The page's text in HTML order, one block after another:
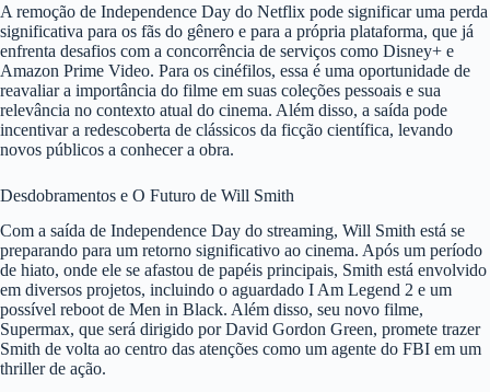
A remoção de Independence Day do Netflix pode significar uma perda
significativa para os fãs do gênero e para a própria plataforma, que já
enfrenta desafios com a concorrência de serviços como Disney+ e
Amazon Prime Video. Para os cinéfilos, essa é uma oportunidade de
reavaliar a importância do filme em suas coleções pessoais e sua
relevância no contexto atual do cinema. Além disso, a saída pode
incentivar a redescoberta de clássicos da ficção científica, levando
novos públicos a conhecer a obra.
Desdobramentos e O Futuro de Will Smith
Com a saída de Independence Day do streaming, Will Smith está se
preparando para um retorno significativo ao cinema. Após um período
de hiato, onde ele se afastou de papéis principais, Smith está envolvido
em diversos projetos, incluindo o aguardado I Am Legend 2 e um
possível reboot de Men in Black. Além disso, seu novo filme,
Supermax, que será dirigido por David Gordon Green, promete trazer
Smith de volta ao centro das atenções como um agente do FBI em um
thriller de ação.